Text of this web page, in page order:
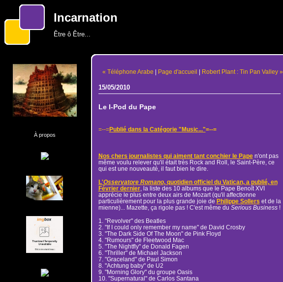
Incarnation
Être ô Être...
À propos
« Téléphone Arabe | Page d'accueil | Robert Plant : Tin Pan Valley »
15/05/2010
Le I-Pod du Pape
=--=Publié dans la Catégorie "Music..."=--=
Nos chers journalistes qui aiment tant conchier le Papen'ont pas
même voulu relever qu'il était très Rock and Roll, le Saint-Père, ce
qui est une nouveauté, il faut bien le dire.
L'Osservatore Romano, quotidien officiel du Vatican, a publié, en
Février dernier, la liste des 10 albums que le Pape Benoît XVI
apprécie le plus entre deux airs de Mozart (qu'il affectionne
particulièrement pour la plus grande joie de Philippe Sollers et de la
mienne)... Mazette, ça rigole pas ! C'est même du Serious Business!
1. "Revolver" des Beatles
2. "If I could only remember my name" de David Crosby
3. "The Dark Side Of The Moon" de Pink Floyd
4. "Rumours" de Fleetwood Mac
5. "The Nightfly" de Donald Fagen
6. "Thriller" de Michael Jackson
7. "Graceland" de Paul Simon
8. "Achtung baby" de U2
9. "Morning Glory" du groupe Oasis
10. "Supernatural" de Carlos Santana